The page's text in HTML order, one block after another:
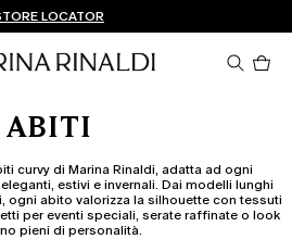
E RESI GRATUITI
REGISTRATI SUBITO
LOCATOR
ABITI
curvy di Marina Rinaldi, adatta ad ogni
estivi e invernali. Dai modelli lunghi
ogni abito valorizza la silhouette con tessuti
per eventi speciali, serate raffinate o look
pieni di personalità.